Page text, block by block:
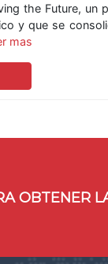
the Future,
y que se
mas
OBTENER